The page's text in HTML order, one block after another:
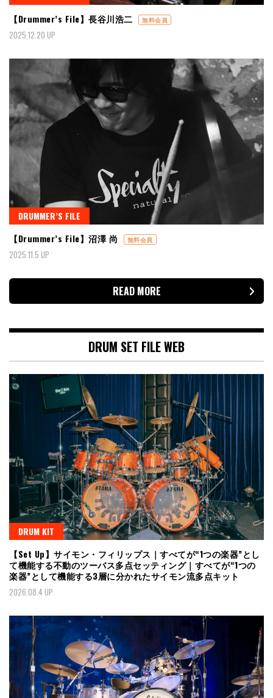
【Drummer’s File】長谷川浩二
無料会員
2025.12.20 UP
DRUMMER’S FILE
【Drummer’s File】沼澤 尚
無料会員
2025.11.5 UP
READ MORE
DRUM SET FILE WEB
DRUM KIT
【Set Up】サイモン・フィリップス｜すべてが“1つの楽器”とし
て機能する不動のツーバス多点セッティング｜すべてが“1つの
楽器”として機能する3層に分かれたサイモン流多点キット
2026.08.4 UP